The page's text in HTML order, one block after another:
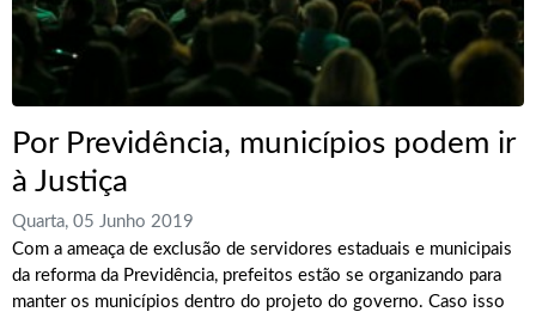
Por Previdência, municípios podem ir
à Justiça
Quarta, 05 Junho 2019
Com a ameaça de exclusão de servidores estaduais e municipais
da reforma da Previdência, prefeitos estão se organizando para
manter os municípios dentro do projeto do governo. Caso isso